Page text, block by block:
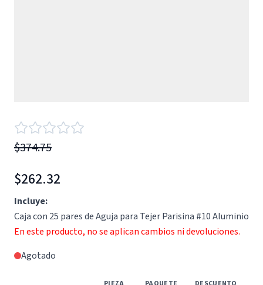
$374.75
$262.32
Incluye:
Caja con 25 pares de Aguja para Tejer Parisina #10 Aluminio
En este producto, no se aplican cambios ni devoluciones.
Agotado